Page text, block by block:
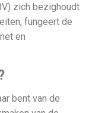
zich bezighoudt
fungeert de
en
bent van de